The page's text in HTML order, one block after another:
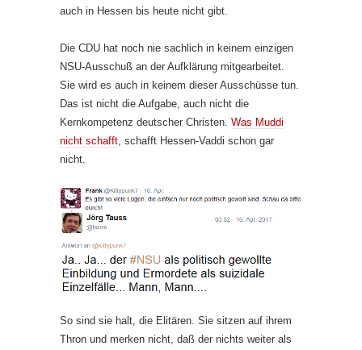
auch in Hessen bis heute nicht gibt.
Die CDU hat noch nie sachlich in keinem einzigen
NSU-Ausschuß an der Aufklärung mitgearbeitet.
Sie wird es auch in keinem dieser Ausschüsse tun.
Das ist nicht die Aufgabe, auch nicht die
Kernkompetenz deutscher Christen. Was Muddi
nicht schafft, schafft Hessen-Vaddi schon gar
nicht.
So sind sie halt, die Elitären. Sie sitzen auf ihrem
Thron und merken nicht, daß der nichts weiter als